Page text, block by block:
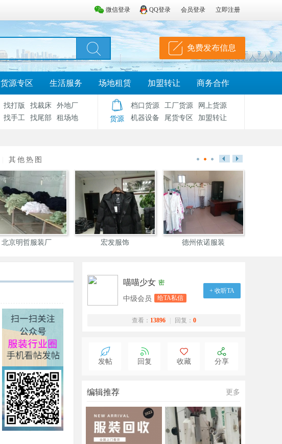
微信登录 QQ登录 会员登录 立即注册
免费发布信息
货源专区 生活服务 场地租赁 加盟转让 商务合作
找打版 找裁床
外地厂
找手工
找尾部 租场地 货源
档口货源 工厂货源
网上货源
机器设备
尾货专区 加盟转让
其他热图
北京明哲服装厂 宏发服饰 德州依诺服装
喵喵少女 密
中级会员 给TA私信
+ 收听TA
查看： 13896 回复： 0
发帖 回复 收藏 分享
编辑推荐 更多